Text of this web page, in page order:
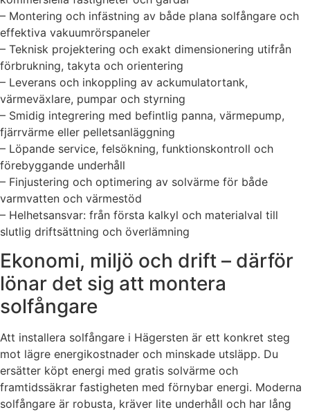
– Montering och infästning av både plana solfångare och
effektiva vakuumrörspaneler
– Teknisk projektering och exakt dimensionering utifrån
förbrukning, takyta och orientering
– Leverans och inkoppling av ackumulatortank,
värmeväxlare, pumpar och styrning
– Smidig integrering med befintlig panna, värmepump,
fjärrvärme eller pelletsanläggning
– Löpande service, felsökning, funktionskontroll och
förebyggande underhåll
– Finjustering och optimering av solvärme för både
varmvatten och värmestöd
– Helhetsansvar: från första kalkyl och materialval till
slutlig driftsättning och överlämning
Ekonomi, miljö och drift – därför
lönar det sig att montera
solfångare
Att installera solfångare i Hägersten är ett konkret steg
mot lägre energikostnader och minskade utsläpp. Du
ersätter köpt energi med gratis solvärme och
framtidssäkrar fastigheten med förnybar energi. Moderna
solfångare är robusta, kräver lite underhåll och har lång